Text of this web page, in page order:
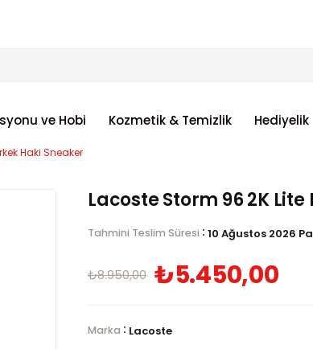
ve Hobi Kozmetik & Temizlik Hediyelik
Haki Sneaker
Lacoste Storm 96 2K
Tahmini Teslim Süresi : 10 Ağustos 2026
₺8.950,00 ₺5.450,00
Marka : Lacoste